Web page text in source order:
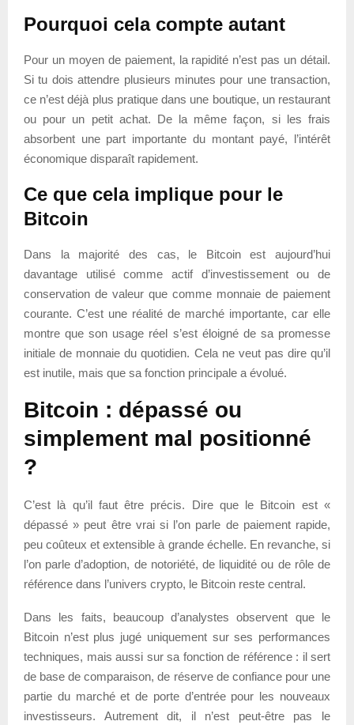
Pourquoi cela compte autant
Pour un moyen de paiement, la rapidité n’est pas un détail.
Si tu dois attendre plusieurs minutes pour une transaction,
ce n’est déjà plus pratique dans une boutique, un restaurant
ou pour un petit achat. De la même façon, si les frais
absorbent une part importante du montant payé, l’intérêt
économique disparaît rapidement.
Ce que cela implique pour le
Bitcoin
Dans la majorité des cas, le Bitcoin est aujourd’hui
davantage utilisé comme actif d’investissement ou de
conservation de valeur que comme monnaie de paiement
courante. C’est une réalité de marché importante, car elle
montre que son usage réel s’est éloigné de sa promesse
initiale de monnaie du quotidien. Cela ne veut pas dire qu’il
est inutile, mais que sa fonction principale a évolué.
Bitcoin : dépassé ou
simplement mal positionné
?
C’est là qu’il faut être précis. Dire que le Bitcoin est «
dépassé » peut être vrai si l’on parle de paiement rapide,
peu coûteux et extensible à grande échelle. En revanche, si
l’on parle d’adoption, de notoriété, de liquidité ou de rôle de
référence dans l’univers crypto, le Bitcoin reste central.
Dans les faits, beaucoup d’analystes observent que le
Bitcoin n’est plus jugé uniquement sur ses performances
techniques, mais aussi sur sa fonction de référence : il sert
de base de comparaison, de réserve de confiance pour une
partie du marché et de porte d’entrée pour les nouveaux
investisseurs. Autrement dit, il n’est peut-être pas le